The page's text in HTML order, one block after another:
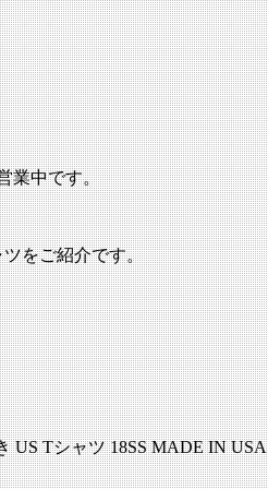
業中です。
をご紹介です。
US Tシャツ 18SS MADE IN USA